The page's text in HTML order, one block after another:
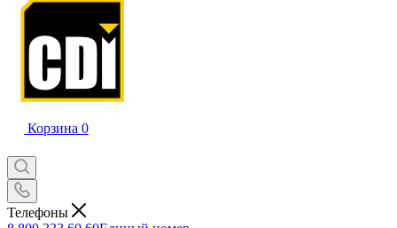
Корзина 0
Телефоны